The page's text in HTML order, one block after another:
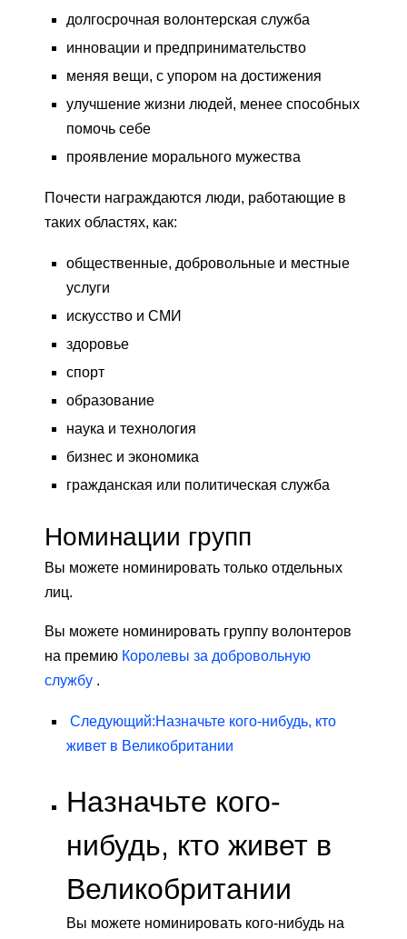
долгосрочная волонтерская служба
инновации и предпринимательство
меняя вещи, с упором на достижения
улучшение жизни людей, менее способных
помочь себе
проявление морального мужества
Почести награждаются люди, работающие в
таких областях, как:
общественные, добровольные и местные
услуги
искусство и СМИ
здоровье
спорт
образование
наука и технология
бизнес и экономика
гражданская или политическая служба
Номинации групп
Вы можете номинировать только отдельных
лиц.
Вы можете номинировать группу волонтеров
на премию Королевы за добровольную
службу .
Следующий:Назначьте кого-нибудь, кто
живет в Великобритании
Назначьте кого-
нибудь, кто живет в
Великобритании
Вы можете номинировать кого-нибудь на